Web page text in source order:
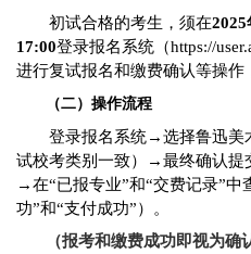
初试合格的考生，须在2025
17:00登录报名系统（https://
进行复试报名和缴费确认等操作
（二） 操作流程
登录报名系统→选择鲁迅美
试校考类别一致）→最终确认提
→在“已报专业”和“交费记录”中
功”和“支付成功”）。
（报考和缴费成功即视为确